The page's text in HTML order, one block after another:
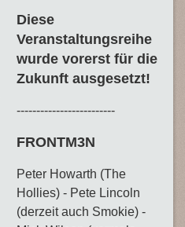
Diese
Veranstaltungsreihe
wurde vorerst für die
Zukunft ausgesetzt!
-------------------------
FRONTM3N
Peter Howarth (The
Hollies) - Pete Lincoln
(derzeit auch Smokie) -